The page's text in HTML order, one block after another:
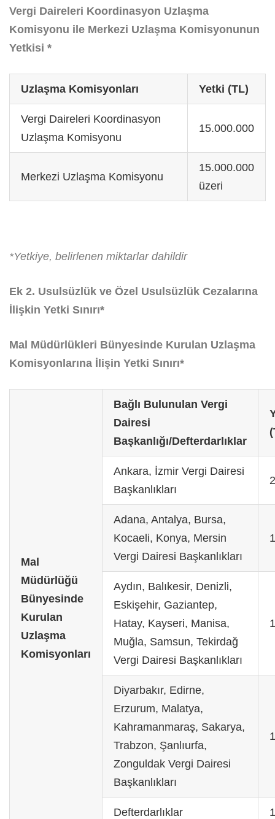
Vergi Daireleri Koordinasyon Uzlaşma
Komisyonu ile Merkezi Uzlaşma Komisyonunun
Yetkisi *
Uzlaşma Komisyonları Yetki (TL)
Vergi Daireleri Koordinasyon
Uzlaşma Komisyonu
15.000.000
Merkezi Uzlaşma Komisyonu
15.000.000
üzeri
*Yetkiye, belirlenen miktarlar dahildir
Ek 2. Usulsüzlük ve Özel Usulsüzlük Cezalarına
İlişkin Yetki Sınırı*
Mal Müdürlükleri Bünyesinde Kurulan Uzlaşma
Komisyonlarına İlişin Yetki Sınırı*
Mal
Müdürlüğü
Bünyesinde
Kurulan
Uzlaşma
Komisyonları
Bağlı Bulunulan Vergi
Dairesi
Başkanlığı/Defterdarlıklar
Ankara, İzmir Vergi Dairesi
Başkanlıkları
Adana, Antalya, Bursa,
Kocaeli, Konya, Mersin
Vergi Dairesi Başkanlıkları
Aydın, Balıkesir, Denizli,
Eskişehir, Gaziantep,
Hatay, Kayseri, Manisa,
Muğla, Samsun, Tekirdağ
Vergi Dairesi Başkanlıkları
Diyarbakır, Edirne,
Erzurum, Malatya,
Kahramanmaraş, Sakarya,
Trabzon, Şanlıurfa,
Zonguldak Vergi Dairesi
Başkanlıkları
Defterdarlıklar